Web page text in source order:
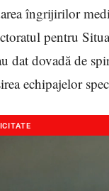
îngrijirilor
pentru
dat dovadă de
echipajelor